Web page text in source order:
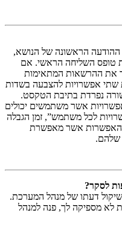
הראשונה של הנושא,
טופס השליחה הראשי. אם
את ההרשאות המתאימות
שתי אפשרויות להצבעה בשדות
נפרדת בתיבת הטקסט.
אשר משתמשים יכולים
לכל משתמש”, זמן הגבלה
ולבסוף האפשרות אשר מאפשרת
שלהם.
לסקר?
דעתו של מנהל המערכת.
לא מספיקה לך, פנה למנהל